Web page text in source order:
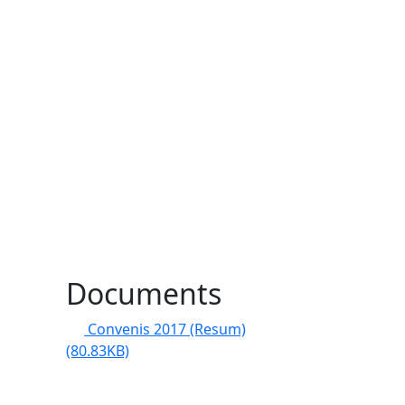
Documents
Convenis 2017 (Resum)
(80.83KB)